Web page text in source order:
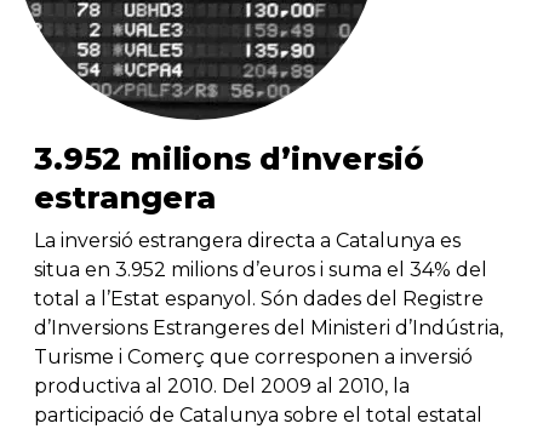
3.952 milions d’inversió
estrangera
La inversió estrangera directa a Catalunya es
situa en 3.952 milions d’euros i suma el 34% del
total a l’Estat espanyol. Són dades del Registre
d’Inversions Estrangeres del Ministeri d’Indústria,
Turisme i Comerç que corresponen a inversió
productiva al 2010. Del 2009 al 2010, la
participació de Catalunya sobre el total estatal